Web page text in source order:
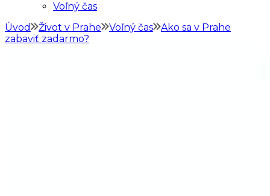
Voľný čas
Úvod
Život v Prahe Voľný čas
Ako sa v Prahe
zabaviť zadarmo?